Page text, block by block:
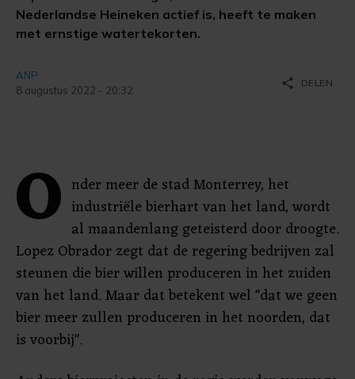
Nederlandse Heineken actief is, heeft te maken
met ernstige watertekorten.
ANP
8 augustus 2022 - 20:32
share DELEN
O nder meer de stad Monterrey, het
industriële bierhart van het land, wordt
al maandenlang geteisterd door droogte.
Lopez Obrador zegt dat de regering bedrijven zal
steunen die bier willen produceren in het zuiden
van het land. Maar dat betekent wel "dat we geen
bier meer zullen produceren in het noorden, dat
is voorbij".